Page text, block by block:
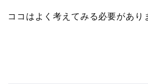
ココはよく考えてみる必要があり